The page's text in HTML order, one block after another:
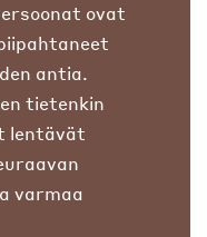
ovat
antia.
tietenkin
lentävät
varmaa